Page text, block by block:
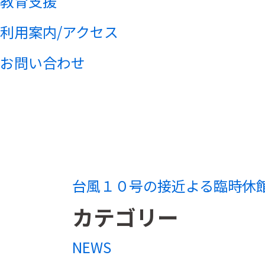
利用案内/アクセス
お問い合わせ
台風１０号の接近よる臨時休
カテゴリー
NEWS